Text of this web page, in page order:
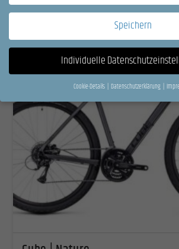
Speichern
Individuelle
Cookie-Details Datenschutzerklärung
Wenn Sie unter 16 Jahre alt sind und Ihre Zustimmung zu
möchten, müssen Sie Ihre Erziehungsberechtigten um
Wir verwenden Cookies und andere Technologien auf
ihnen sind essenziell, während andere uns helfen, diese
verbessern.Personenbezogene Daten können verarbeitet
B. für personalisierte Anzeigen und Inhalte oder Anzeigen-
Weitere Informationen über die Verwendung Ihrer Daten